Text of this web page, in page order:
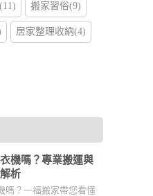
搬家習俗(9)
居家整理收納(4)
機嗎？專業搬運與
析
嗎？一福搬家帶您看懂